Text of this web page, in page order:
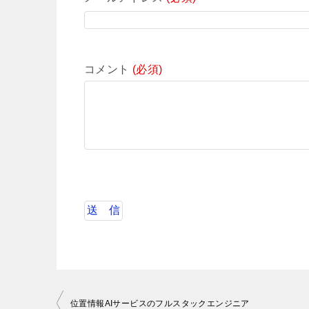
コメント (必須)
投位置情報AIサービスのフルスタックエンジニア